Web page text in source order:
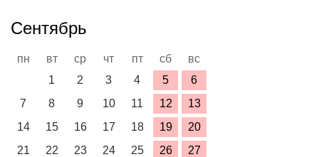
Сентябрь
пн вт ср чт пт сб
вс
1
2 3 4 5
6
7
8 9 10 11 12
13
14
15 16 17 18 19
20
21
22 23 24 25 26
27